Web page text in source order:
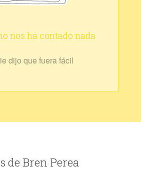
nos ha contado nada
dijo que fuera fácil
de Bren Perea